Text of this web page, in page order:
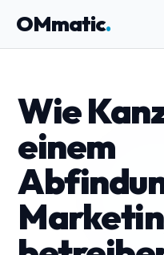
OMmatic.
Wie
einem